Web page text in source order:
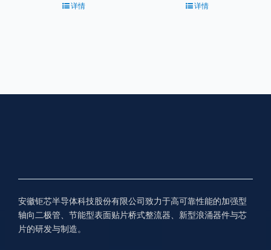
详情 详情
安徽钜芯半导体科技股份有限公司致力于高可靠性能的加强型
轴向二极管、节能型表面贴片桥式整流器、新型浪涌器件与芯
片的研发与制造。